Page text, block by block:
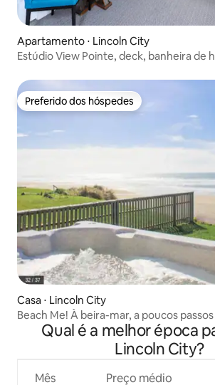
Apartamento ⋅ Lincoln City
Estúdio View Pointe, deck, banheira de
Preferido dos hóspedes
Preferido dos hóspedes
Casa ⋅ Lincoln City
Beach Me! À beira-mar, a poucos
Qual é a melhor época
Lincoln City?
Mês Preço médio